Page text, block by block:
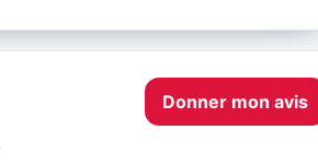
Donner mon avis